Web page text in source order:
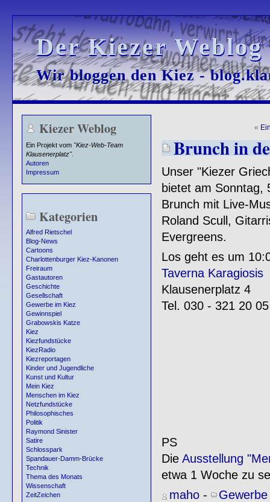
Der Kiezer
Der Kiezer
Wir bloggen den Kiez -
Wir bloggen den Kiez -
Kiezer Weblog
Ein Projekt vom "Kiez-Web-Team
Klausenerplatz".
Autoren
Impressum
Kategorien
Alfred Rietschel
Blog-News
Cartoons
Charlottenburger Kiez-Kanonen
Freiraum
Gastautoren
Geschichte
Gesellschaft
Gewerbe im Kiez
Gewinnspiel
Grabowskis Katze
Kiez
Kiezfundstücke
KiezRadio
Kiezreportagen
Kinder und Jugendliche
Kunst und Kultur
Mein Kiez
Menschen im Kiez
Netzfundstücke
Philosophisches
Politik
Raymond Sinister
Satire
Schlosspark
Spandauer-Damm-Brücke
Technik
Thema des Monats
Wissenschaft
ZeitZeichen
«
Brunch in
Unser "Kiezer
bietet am Sonntag,
Brunch mit Live-
Roland Scull,
Evergreens.
Los geht es um
Taverna Karagiosis
Klausenerplatz 4
Tel. 030 - 321 20 05
PS
Die Ausstellung
etwa 1 Woche zu
maho-